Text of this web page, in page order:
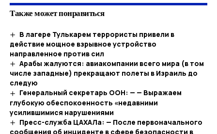
Также может понравиться
В лагере Тулькарем террористы привели в
действие мощное взрывное устройство
направленное против сил
Арабы жалуются: авиакомпании всего мира (в том
числе западные) прекращают полеты в Израиль до
следую
Генеральный секретарь ООН: — — Выражаем
глубокую обеспокоенность «недавними
усилившимися нарушениями
Пресс-служба ЦАХАЛа: — После первоначального
сообщения об инциденте в сфере безопасности в